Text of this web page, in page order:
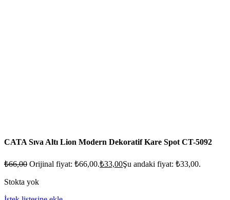
CATA Sıva Altı Lion Modern Dekoratif Kare Spot CT-5092
₺66,00 Orijinal fiyat: ₺66,00.₺33,00Şu andaki fiyat: ₺33,00.
Stokta yok